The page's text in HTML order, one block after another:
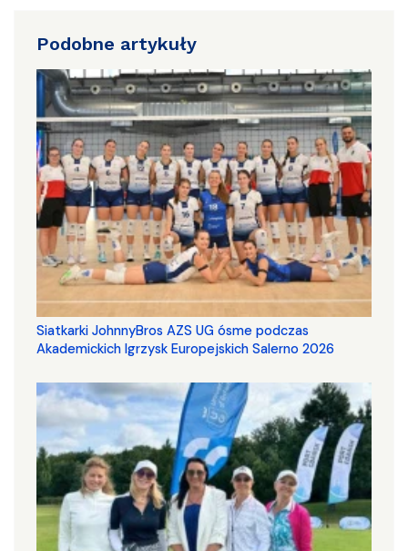
Podobne artykuły
Siatkarki JohnnyBros AZS UG ósme podczas
Akademickich Igrzysk Europejskich Salerno 2026